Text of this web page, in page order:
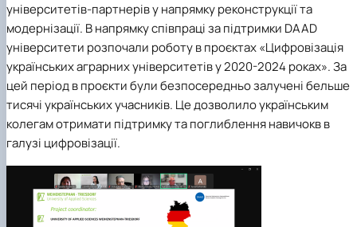
університетів-партнерів у напрямку реконструкції та
модернізації. В напрямку співпраці за підтримки DAAD
університети розпочали роботу в проєктах «Цифровізація
українських аграрних університетів у 2020-2024 роках». За
цей період в проєкти були безпосередньо залучені бельше
тисячі українських учасників. Це дозволило українським
колегам отримати підтримку та поглиблення навичокв в
галузі цифровізації.